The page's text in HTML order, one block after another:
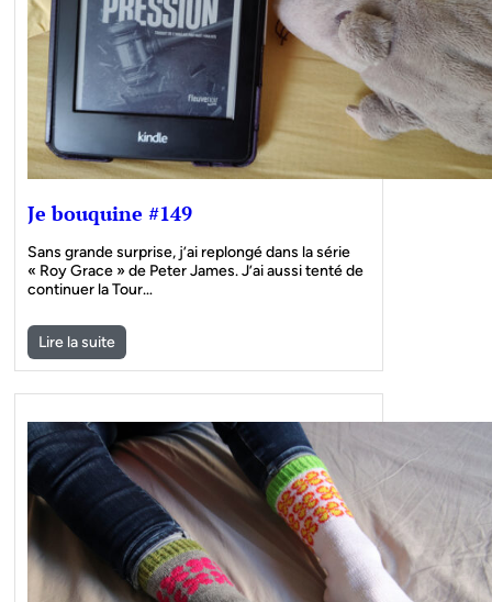
Je bouquine #149
Sans grande surprise, j’ai replongé dans la série
« Roy Grace » de Peter James. J’ai aussi tenté de
continuer la Tour…
Lire la suite